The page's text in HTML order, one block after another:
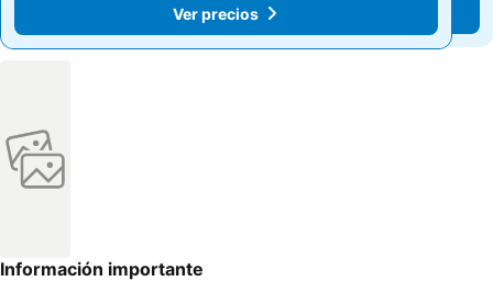
Ver precios
Ver precios
Información importante